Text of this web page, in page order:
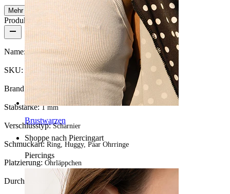
Brustwarzen
Shoppe nach Piercingart
Piercings
Mehr lesen
Produktdetails
Name: Paar Ohrringe mit Herz-Anhänger
SKU:
Brand: Bodymod Trend
Stabstärke:1 mm
Verschlusstyp:Scharnier
Schmuckart: Ring, Huggy, Paar Ohrringe
Platzierung: Ohrläppchen
Durchmesser: 10 mm